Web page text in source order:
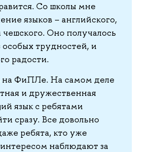
Со школы мне
языков – английского,
чешского. Оно получалось
особых трудностей, и
радости.
на ФиПЛе. На самом деле
и дружественная
язык с ребятами
сразу. Все довольно
ребята, кто уже
наблюдают за